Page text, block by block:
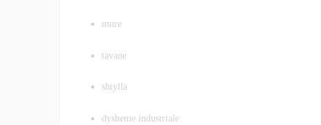
mure
tavane
shtylla
dysheme industriale